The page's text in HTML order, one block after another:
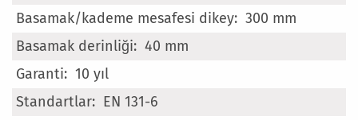
300 mm
40 mm
10 yıl
EN 131-6